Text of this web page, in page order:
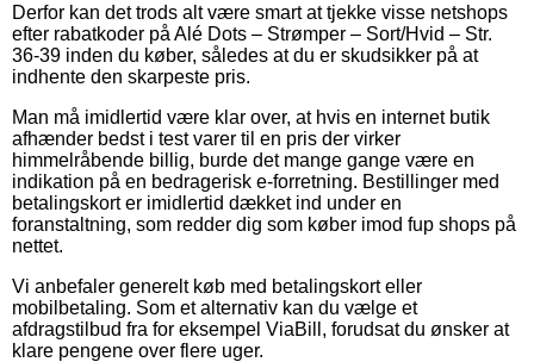
Derfor kan det trods alt være smart at tjekke visse netshops
efter rabatkoder på Alé Dots – Strømper – Sort/Hvid – Str.
36-39 inden du køber, således at du er skudsikker på at
indhente den skarpeste pris.
Man må imidlertid være klar over, at hvis en internet butik
afhænder bedst i test varer til en pris der virker
himmelråbende billig, burde det mange gange være en
indikation på en bedragerisk e-forretning. Bestillinger med
betalingskort er imidlertid dækket ind under en
foranstaltning, som redder dig som køber imod fup shops på
nettet.
Vi anbefaler generelt køb med betalingskort eller
mobilbetaling. Som et alternativ kan du vælge et
afdragstilbud fra for eksempel ViaBill, forudsat du ønsker at
klare pengene over flere uger.